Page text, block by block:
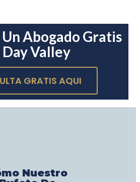
Abogado Gratis
Day Valley
GRATIS AQUI
Nuestro